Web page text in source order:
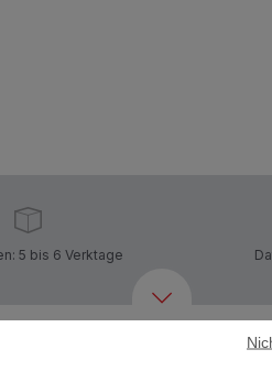
5 bis 6 Verktage
Weiteres empfohlenes